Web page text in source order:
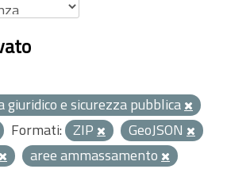
giuridico e sicurezza pubblica
Formati: ZIP
GeoJSON
aree ammassamento